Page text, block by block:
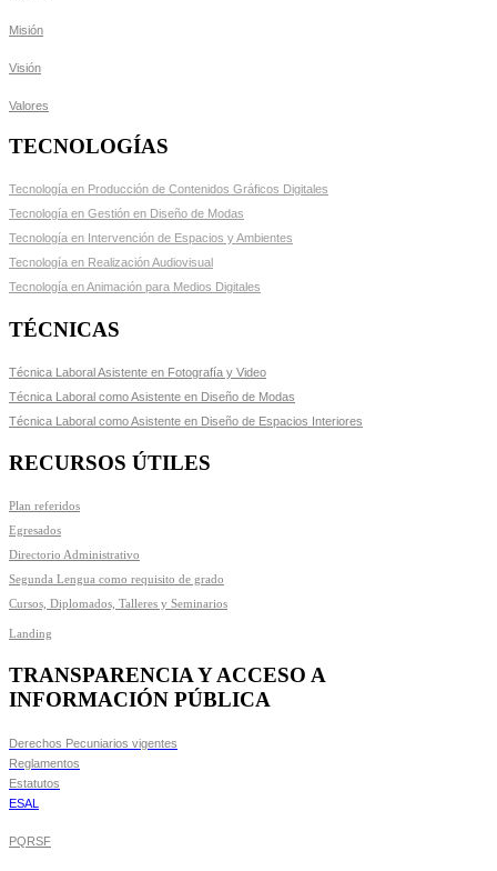
Misión
Visión
Valores
TECNOLOGÍAS
Tecnología en Producción de Contenidos Gráficos Digitales
Tecnología en Gestión en Diseño de Modas
Tecnología en Intervención de Espacios y Ambientes
Tecnología en Realización Audiovisual
Tecnología en Animación para Medios Digitales
TÉCNICAS
Técnica Laboral Asistente en Fotografía y Video
Técnica Laboral como Asistente en Diseño de Modas
Técnica Laboral como Asistente en Diseño de Espacios Interiores
RECURSOS ÚTILES
Plan referidos
Egresados
Directorio Administrativo
Segunda Lengua como requisito de grado
Cursos, Diplomados, Talleres y Seminarios
Landing
TRANSPARENCIA Y ACCESO A
INFORMACIÓN PÚBLICA
Derechos Pecuniarios vigentes
Reglamentos
Estatutos
ESAL
PQRSF